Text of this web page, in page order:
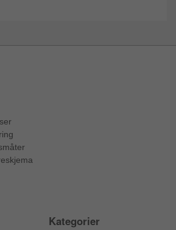
Kategorier